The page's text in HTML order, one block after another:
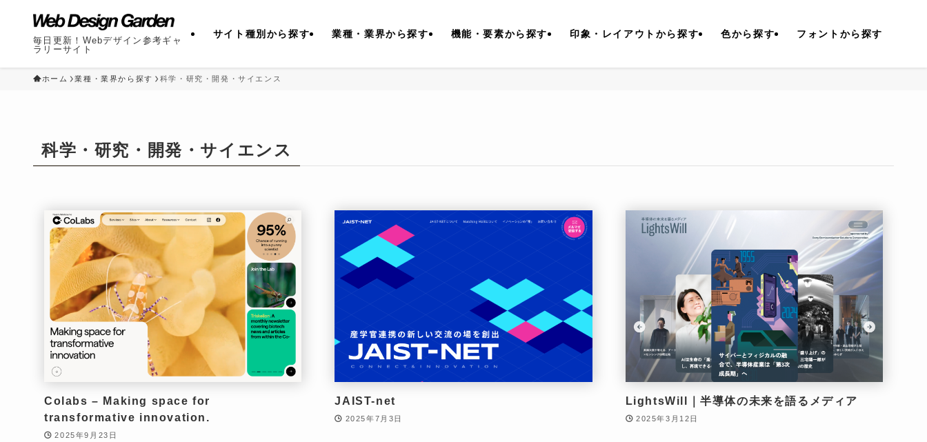
毎日更新！Webデザイン参考ギャ
ラリーサイト
サイト種別から探す 業種・業界から探す 機能・要素から探す 印象・レイアウトから探す 色から探す フォントから探す
ホーム 業種・業界から探す 科学・研究・開発・サイエンス
科学・研究・開発・サイエンス
Colabs – Making space for
transformative innovation.
2025年9月23日
JAIST-net
2025年7月3日
LightsWill｜半導体の未来を語るメディア
2025年3月12日